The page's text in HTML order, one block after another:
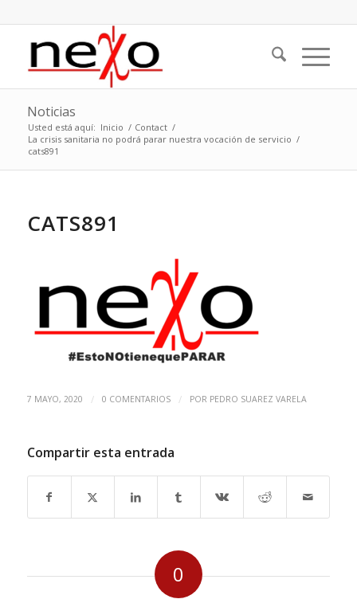
Noticias
Usted está aquí: Inicio / Contact /
La crisis sanitaria no podrá parar nuestra vocación de servicio /
cats891
CATS891
7 MAYO, 2020 / 0 COMENTARIOS / POR PEDRO SUAREZ VARELA
Compartir esta entrada
0